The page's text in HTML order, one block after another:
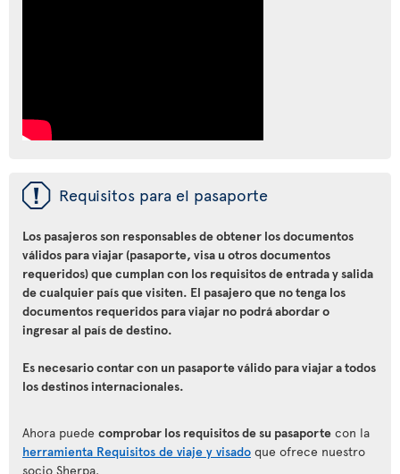
ü Requisitos para el pasaporte
Los pasajeros son responsables de obtener los documentos
válidos para viajar (pasaporte, visa u otros documentos
requeridos) que cumplan con los requisitos de entrada y salida
de cualquier país que visiten. El pasajero que no tenga los
documentos requeridos para viajar no podrá abordar o
ingresar al país de destino.
Es necesario contar con un pasaporte válido para viajar a todos
los destinos internacionales.
Ahora puede comprobar los requisitos de su pasaporte con la
herramienta Requisitos de viaje y visado que ofrece nuestro
socio Sherpa.